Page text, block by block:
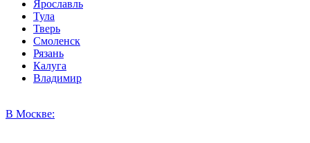
Ярославль
Тула
Тверь
Смоленск
Рязань
Калуга
Владимир
В Москве: